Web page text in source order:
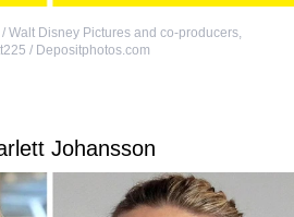
Walt Disney Pictures and co-producers,
/ Depositphotos.com
Johansson